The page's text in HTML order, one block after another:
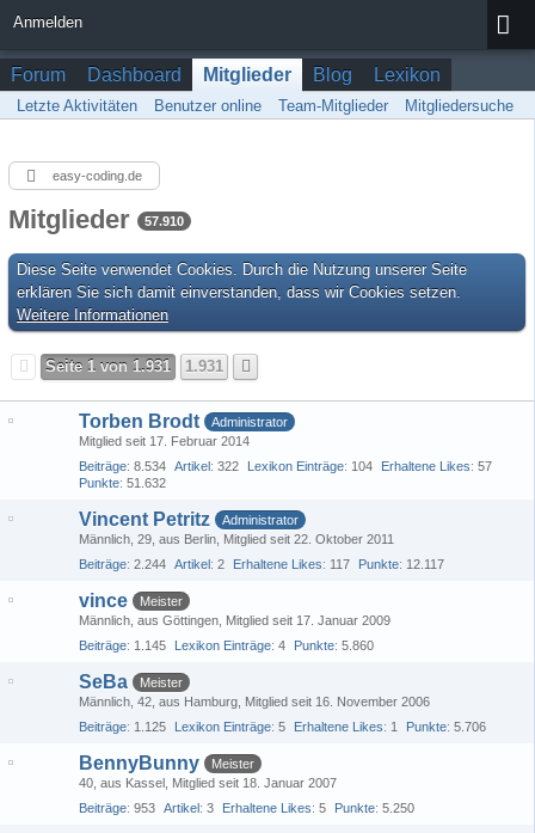
Anmelden
Forum Dashboard Mitglieder Blog Lexikon
Letzte Aktivitäten Benutzer online Team-Mitglieder Mitgliedersuche
easy-coding.de
Mitglieder 57.910
Diese Seite verwendet Cookies. Durch die Nutzung unserer Seite
erklären Sie sich damit einverstanden, dass wir Cookies setzen.
Weitere Informationen
Seite 1 von 1.931 1.931
Torben Brodt
Administrator
Mitglied seit 17. Februar 2014
Beiträge 8.534 Artikel 322 Lexikon Einträge 104 Erhaltene Likes 57
Punkte 51.632
Vincent Petritz
Administrator
Männlich 29 aus Berlin Mitglied seit 22. Oktober 2011
Beiträge 2.244 Artikel 2 Erhaltene Likes 117 Punkte 12.117
vince
Meister
Männlich aus Göttingen Mitglied seit 17. Januar 2009
Beiträge 1.145 Lexikon Einträge 4 Punkte 5.860
SeBa
Meister
Männlich 42 aus Hamburg Mitglied seit 16. November 2006
Beiträge 1.125 Lexikon Einträge 5 Erhaltene Likes 1 Punkte 5.706
BennyBunny
Meister
40 aus Kassel Mitglied seit 18. Januar 2007
Beiträge 953 Artikel 3 Erhaltene Likes 5 Punkte 5.250